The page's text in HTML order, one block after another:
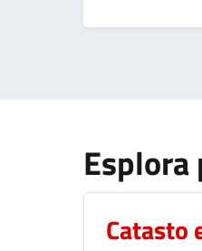
Esplora
Catasto